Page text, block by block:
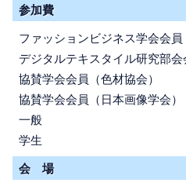
参加費
ファッションビジネス学会
デジタルテキスタイル研究部
協賛学会会員（色材協会
協賛学会会員（日本画像学
一般 5,000円
学生
会 場